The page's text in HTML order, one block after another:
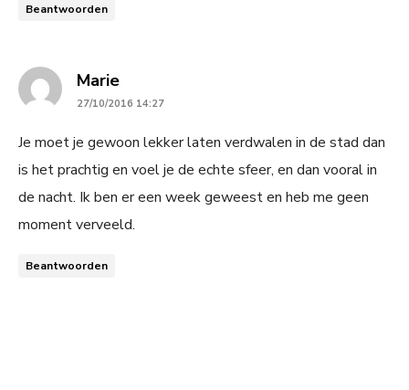
Beantwoorden
Mariesays:
27/10/2016 14:27
Je moet je gewoon lekker laten verdwalen in de stad dan
is het prachtig en voel je de echte sfeer, en dan vooral in
de nacht. Ik ben er een week geweest en heb me geen
moment verveeld.
Beantwoorden